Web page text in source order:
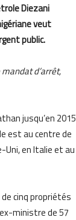
Diezani
veut
public.
d’arrêt,
jusqu’en 2015
est au centre de
en Italie et au
cinq propriétés
ministre de 57